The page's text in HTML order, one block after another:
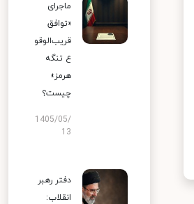
ماجرای
«توافق
قریب‌الوقو
ع تنگه
هرمز»
چیست؟
1405/05/
13
دفتر رهبر
انقلاب: